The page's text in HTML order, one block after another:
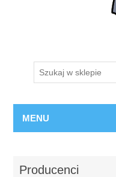
MENU
Producenci